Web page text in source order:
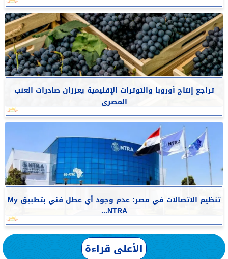
تراجع إنتاج أوروبا والتوترات الإقليمية يعززان صادرات العنب
المصرى
تنظيم الاتصالات في مصر: عدم وجود أي عطل فني بتطبيق My
NTRA...
الأعلى قراءة